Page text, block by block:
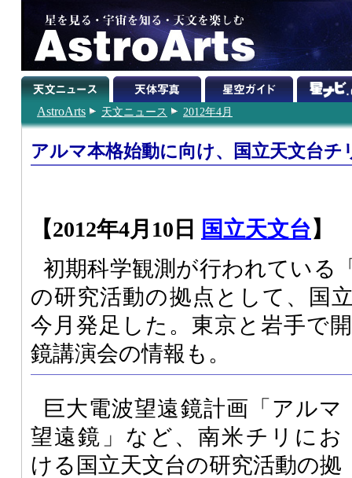
AstroArts 天文ニュース 2012年4月
アルマ本格始動に向け、国立天文台チ
【2012年4月10日 国立天文台】
初期科学観測が行われている
の研究活動の拠点として、国
今月発足した。東京と岩手で
鏡講演会の情報も。
巨大電波望遠鏡計画「アルマ
望遠鏡」など、南米チリにお
ける国立天文台の研究活動の拠